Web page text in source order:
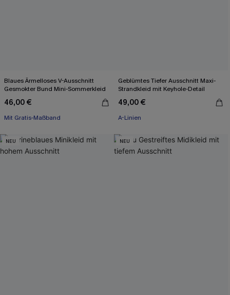
Blaues Ärmelloses V-Ausschnitt
Gesmokter Bund Mini-Sommerkleid
46,00 €
Mit Gratis-Maßband
X-Shape
Geblümtes Tiefer Ausschnitt Maxi-
Strandkleid mit Keyhole-Detail
49,00 €
A-Linien
NEU NEU